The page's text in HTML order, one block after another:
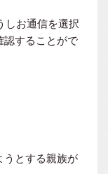
お通信を選択
認することがで
うとする親族が